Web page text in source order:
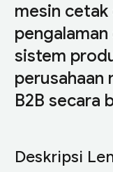
mesin
sistem
perusahaan
B2B secara
Deskripsi